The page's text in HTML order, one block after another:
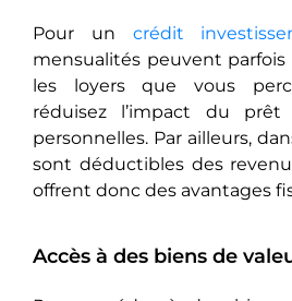
Pour un crédit
mensualités peuvent
les loyers que vous
réduisez l’impact du
personnelles. Par aillеurs,
sont déductibles des
offrent donc des avantages
Accès à des biens de